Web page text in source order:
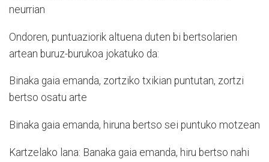
neurrian
Ondoren, puntuaziorik altuena duten bi bertsolarien
artean buruz-burukoa jokatuko da:
Binaka gaia emanda, zortziko txikian puntutan, zortzi
bertso osatu arte
Binaka gaia emanda, hiruna bertso sei puntuko motzean
Kartzelako lana: Banaka gaia emanda, hiru bertso nahi